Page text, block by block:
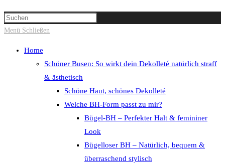
Suche
umschalten
the
panel.
Menü Schließen
Home
Schöner Busen: So wirkt dein Dekolleté natürlich straff
& ästhetisch
Schöne Haut, schönes Dekolleté
Welche BH-Form passt zu mir?
Bügel-BH – Perfekter Halt & femininer
Look
Bügelloser BH – Natürlich, bequem &
überraschend stylisch